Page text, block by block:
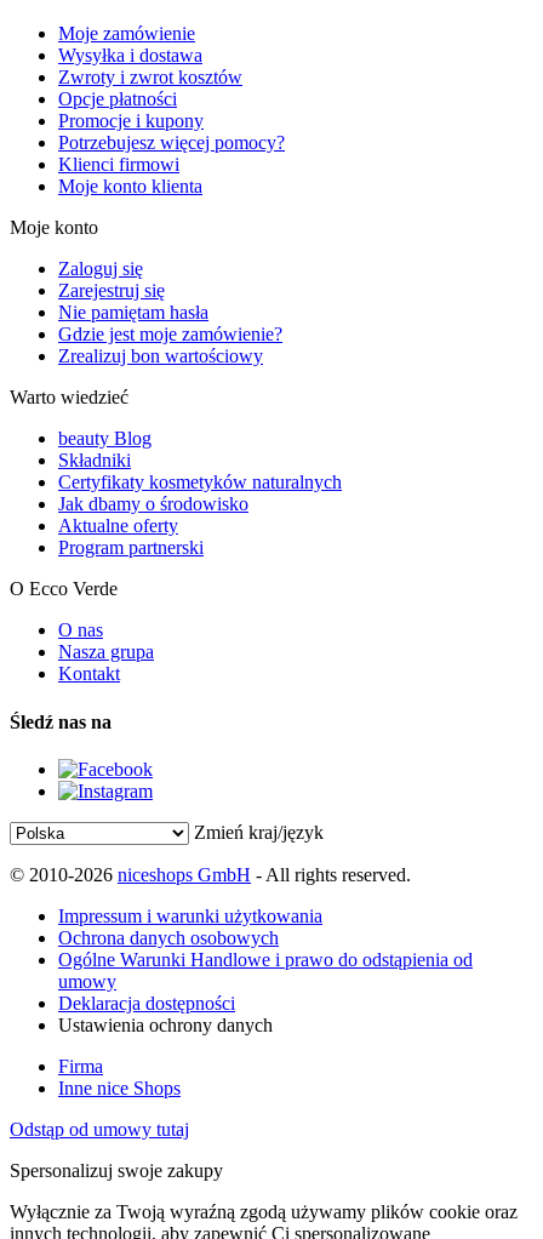
Moje zamówienie
Wysyłka i dostawa
Zwroty i zwrot kosztów
Opcje płatności
Promocje i kupony
Potrzebujesz więcej pomocy?
Klienci firmowi
Moje konto klienta
Moje konto
Zaloguj się
Zarejestruj się
Nie pamiętam hasła
Gdzie jest moje zamówienie?
Zrealizuj bon wartościowy
Warto wiedzieć
beauty Blog
Składniki
Certyfikaty kosmetyków naturalnych
Jak dbamy o środowisko
Aktualne oferty
Program partnerski
O Ecco Verde
O nas
Nasza grupa
Kontakt
Śledź nas na
Zmień kraj/język
© 2010-2026 niceshops GmbH - All rights reserved.
Impressum i warunki użytkowania
Ochrona danych osobowych
Ogólne Warunki Handlowe i prawo do odstąpienia od
umowy
Deklaracja dostępności
Ustawienia ochrony danych
Firma
Inne nice Shops
Odstąp od umowy tutaj
Spersonalizuj swoje zakupy
Wyłącznie za Twoją wyraźną zgodą używamy plików cookie oraz
innych technologii, aby zapewnić Ci spersonalizowane